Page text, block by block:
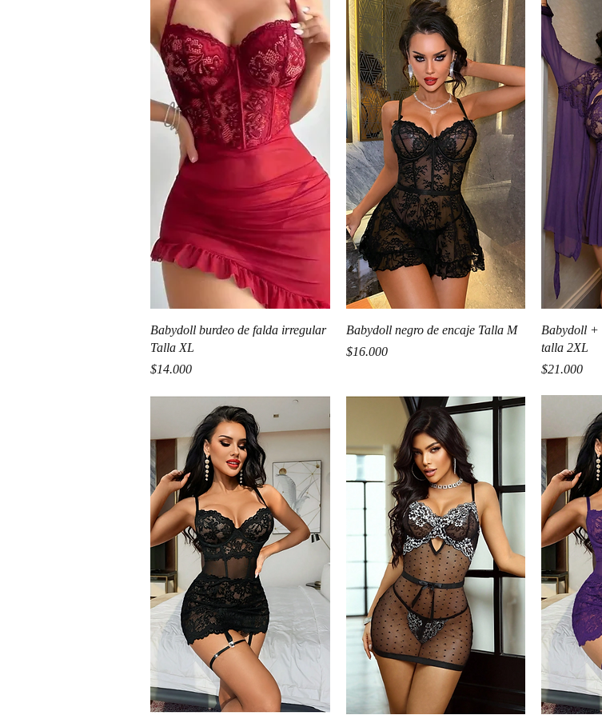
Vista rápida
Babydoll burdeo de falda irregular
Talla XL
Precio
$14.000
Vista rápida
Babydoll negro de encaje Talla M
Precio
$16.000
Babydoll +
talla 2XL
Precio
$21.000